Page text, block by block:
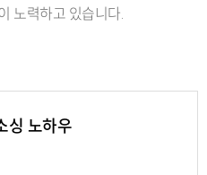
노력하고 있습니다.
싱 노하우